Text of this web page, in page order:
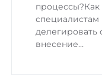
процессы?Как
специалистам
делегировать
внесение…